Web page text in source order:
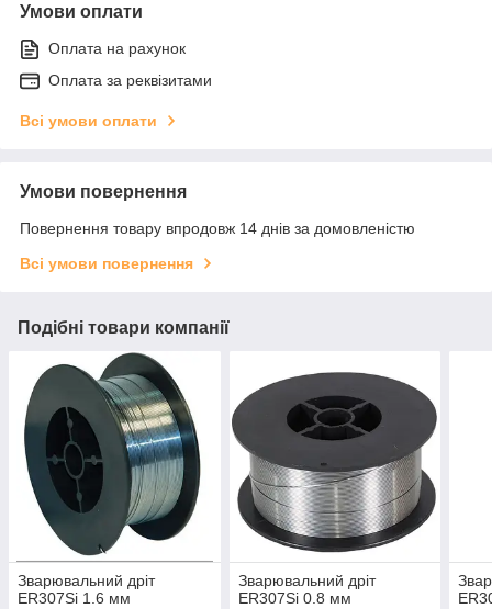
Умови оплати
Оплата на рахунок
Оплата за реквізитами
Всі умови оплати
Умови повернення
Повернення товару впродовж 14 днів за домовленістю
Всі умови повернення
Подібні товари компанії
Зварювальний дріт
ER307Si 1.6 мм
Зварювальний дріт
ER307Si 0.8 мм